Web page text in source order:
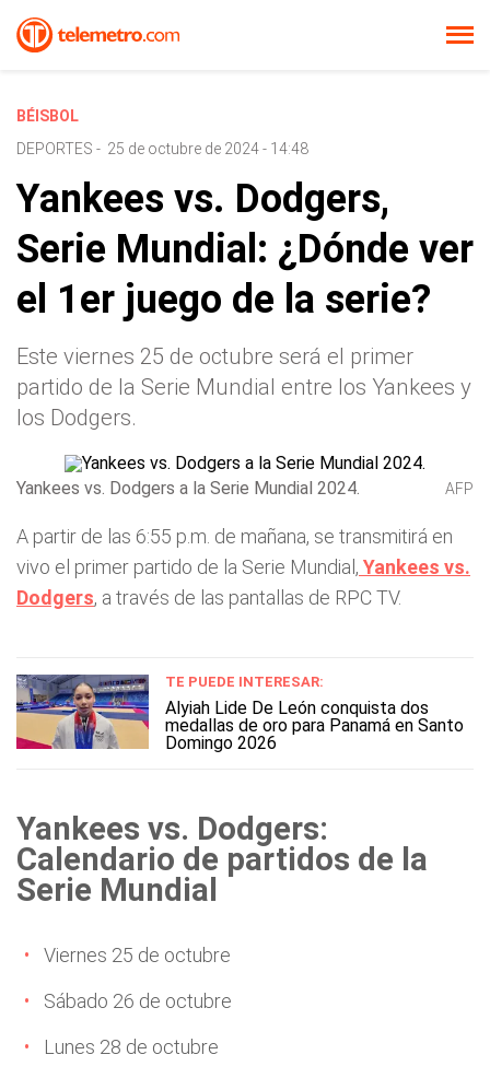
BÉISBOL
DEPORTES - 25 de octubre de 2024 - 14:48
Yankees vs. Dodgers,
Serie Mundial: ¿Dónde ver
el 1er juego de la serie?
Este viernes 25 de octubre será el primer
partido de la Serie Mundial entre los Yankees y
los Dodgers.
Yankees vs. Dodgers a la Serie Mundial 2024. AFP
A partir de las 6:55 p.m. de mañana, se transmitirá en
vivo el primer partido de la Serie Mundial, Yankees vs.
Dodgers, a través de las pantallas de RPC TV.
TE PUEDE INTERESAR:
Alyiah Lide De León conquista dos
medallas de oro para Panamá en Santo
Domingo 2026
Yankees vs. Dodgers:
Calendario de partidos de la
Serie Mundial
Viernes 25 de octubre
Sábado 26 de octubre
Lunes 28 de octubre